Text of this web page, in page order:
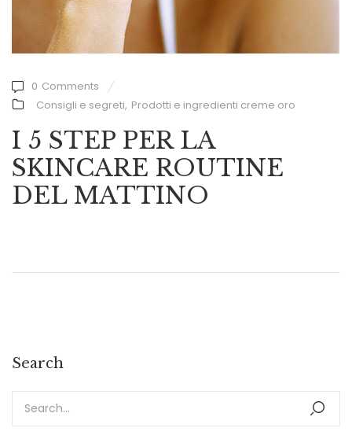
Search
0 Comments
Consigli e segreti, Prodotti e ingredienti creme oro
I 5 STEP PER LA
SKINCARE ROUTINE
DEL MATTINO